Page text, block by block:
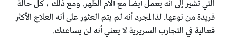
التي تشير إلى أنه يعمل أيضًا مع آلام الظهر. ومع ذلك ، كل حالة
فريدة من نوعها. لذا لمجرد أنه لم يتم العثور على أنه العلاج الأكثر
فعالية في التجارب السريرية لا يعني أنه لن يساعدك.